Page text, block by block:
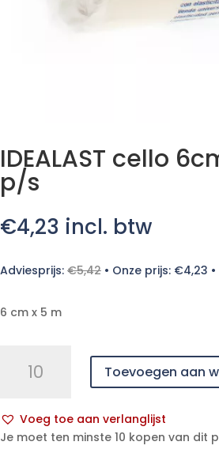
IDEALAST cello
p/s
€4,23 incl. btw
Adviesprijs: €5,42 • Onze prijs: €4,23 •
6 cm x 5 m
p/s
Toevoegen aan
Voeg toe aan verlanglijst
A
Je moet ten minste 10 kopen van dit